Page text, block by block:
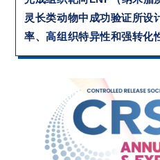
灵长类动物中成功验证所设
率、高组织特异性和强转化